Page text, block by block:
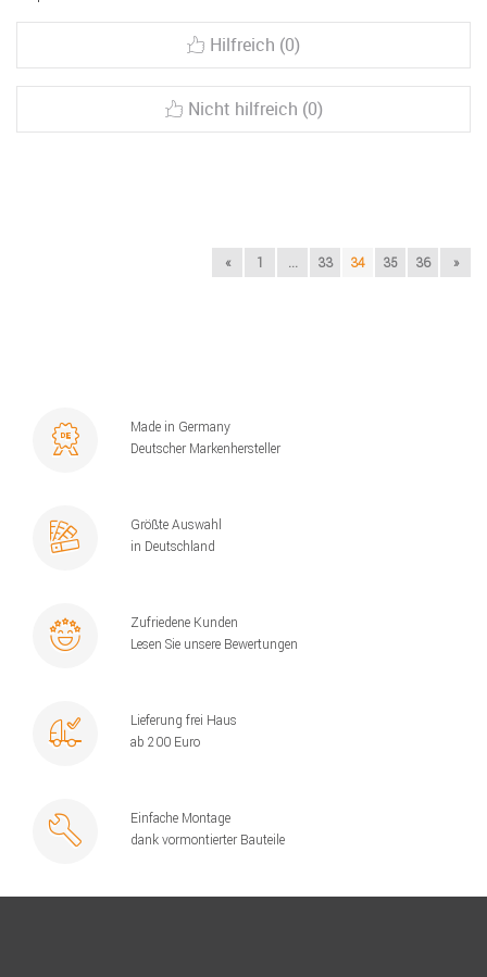
Hilfreich (0)
Nicht hilfreich (0)
« 1 ... 33 34 35 36 »
Made in Germany
Deutscher Markenhersteller
Größte Auswahl
in Deutschland
Zufriedene Kunden
Lesen Sie unsere Bewertungen
Lieferung frei Haus
ab 200 Euro
Einfache Montage
dank vormontierter Bauteile